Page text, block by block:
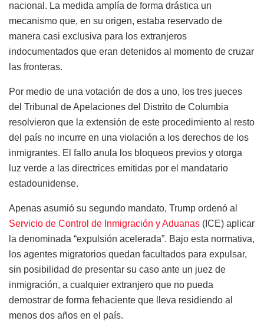
nacional. La medida amplía de forma drástica un
mecanismo que, en su origen, estaba reservado de
manera casi exclusiva para los extranjeros
indocumentados que eran detenidos al momento de cruzar
las fronteras.
Por medio de una votación de dos a uno, los tres jueces
del Tribunal de Apelaciones del Distrito de Columbia
resolvieron que la extensión de este procedimiento al resto
del país no incurre en una violación a los derechos de los
inmigrantes. El fallo anula los bloqueos previos y otorga
luz verde a las directrices emitidas por el mandatario
estadounidense.
Apenas asumió su segundo mandato, Trump ordenó al
Servicio de Control de Inmigración y Aduanas (ICE) aplicar
la denominada “expulsión acelerada”. Bajo esta normativa,
los agentes migratorios quedan facultados para expulsar,
sin posibilidad de presentar su caso ante un juez de
inmigración, a cualquier extranjero que no pueda
demostrar de forma fehaciente que lleva residiendo al
menos dos años en el país.